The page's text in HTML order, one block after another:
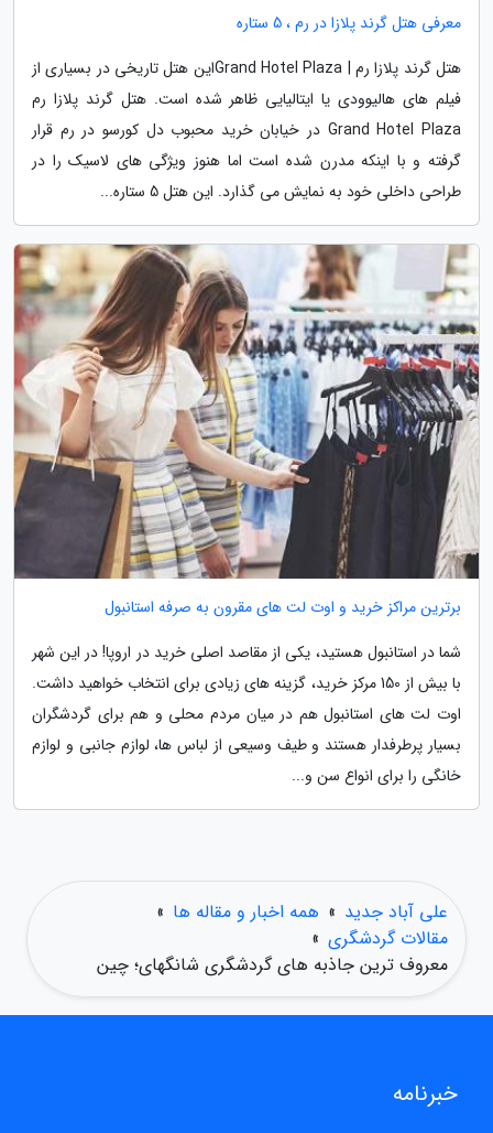
معرفی هتل گرند پلازا در رم ، 5 ستاره
هتل گرند پلازا رم | Grand Hotel Plazaاین هتل تاریخی در بسیاری از
فیلم های هالیوودی یا ایتالیایی ظاهر شده است. هتل گرند پلازا رم
Grand Hotel Plaza در خیابان خرید محبوب دل کورسو در رم قرار
گرفته و با اینکه مدرن شده است اما هنوز ویژگی های لاسیک را در
طراحی داخلی خود به نمایش می گذارد. این هتل 5 ستاره...
برترین مراکز خرید و اوت لت های مقرون به صرفه استانبول
شما در استانبول هستید، یکی از مقاصد اصلی خرید در اروپا! در این شهر
با بیش از 150 مرکز خرید، گزینه های زیادی برای انتخاب خواهید داشت.
اوت لت های استانبول هم در میان مردم محلی و هم برای گردشگران
بسیار پرطرفدار هستند و طیف وسیعی از لباس ها، لوازم جانبی و لوازم
خانگی را برای انواع سن و...
علی آباد جدید » همه اخبار و مقاله ها »
مقالات گردشگری »
معروف ترین جاذبه های گردشگری شانگهای؛ چین
خبرنامه